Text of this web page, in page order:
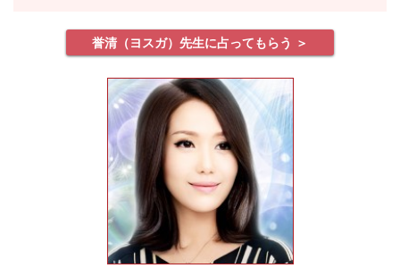
誉清（ヨスガ）先生に占ってもらう ＞